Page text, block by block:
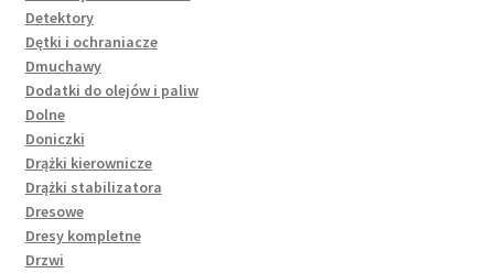
Detektory
Dętki i ochraniacze
Dmuchawy
Dodatki do olejów i paliw
Dolne
Doniczki
Drążki kierownicze
Drążki stabilizatora
Dresowe
Dresy kompletne
Drzwi